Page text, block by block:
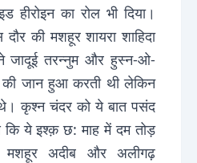
हीरोइन का रोल भी दिया।
की मशहूर शायरा शाहिदा
जादूई तरन्नुम और हुस्न-ओ-
जान हुआ करती थी लेकिन
कृश्न चंदर को ये बात पसंद
ये इश्क़ छ: माह में दम तोड़
मशहूर अदीब और अलीगढ़